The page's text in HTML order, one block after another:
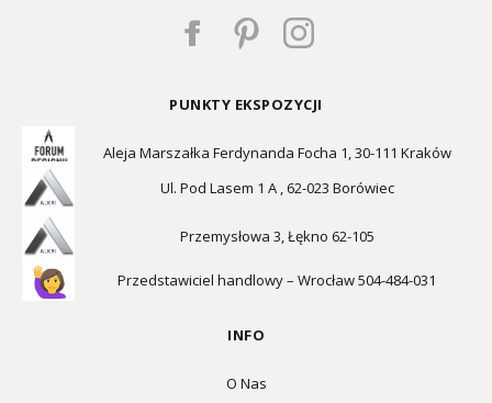
PUNKTY EKSPOZYCJI
Aleja Marszałka Ferdynanda Focha 1, 30-111 Kraków
Ul. Pod Lasem 1 A , 62-023 Borówiec
Przemysłowa 3, Łękno 62-105
Przedstawiciel handlowy – Wrocław 504-484-031
INFO
O Nas